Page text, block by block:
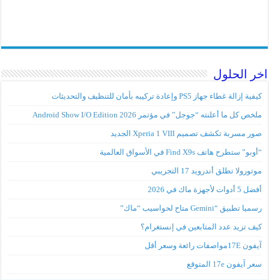
اخر الحلول
كيفية إزالة غطاء جهاز PS5 وإعادة تركيبه بأمان للتنظيف والتحديثات
ملخص كل ما أعلنته “جوجل” في مؤتمر Android Show I/O Edition 2026
صور مسربة تكشف تصميم Xperia 1 VIII الجديد
“أوبو” ستطرح هاتف Find X9s في الأسواق العالمية
موتورولا تطلق أندرويد 17 التجريبي
أفضل 5 أدوات لأجهزة ماك في 2026
رسميا تطبيق “Gemini متاح لحواسيب “ماك”
كيف تزيد عدد المتابعين في إنستغرام؟
آيفون 17Eمواصفات رائعة وسعر أقل
سعر آيفون 17e المتوقع